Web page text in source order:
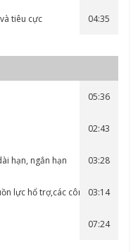
tiêu cực 04:35
05:36
02:43
hạn, ngắn hạn 03:28
lực hổ trợ,các công việc
03:14
07:24